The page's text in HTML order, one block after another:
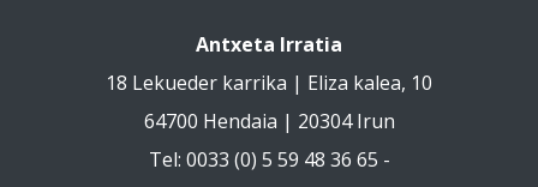
Antxeta Irratia
18 Lekueder karrika | Eliza kalea, 10
64700 Hendaia | 20304 Irun
Tel: 0033 (0) 5 59 48 36 65 -